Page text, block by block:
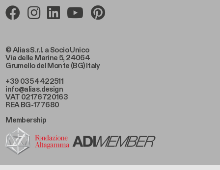
© Alias S.r.l. a Socio Unico
Via delle Marine 5, 24064
Grumello del Monte (BG) Italy
+39 035 4422511
info@alias.design
VAT 02176720163
REA BG-177680
Membership